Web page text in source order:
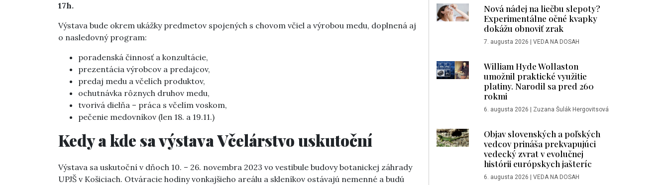
17h.
Výstava bude okrem ukážky predmetov spojených s chovom včiel a výrobou medu, doplnená aj
o nasledovný program:
poradenská činnosť a konzultácie,
prezentácia výrobcov a predajcov,
predaj medu a včelích produktov,
ochutnávka rôznych druhov medu,
tvorivá dielňa – práca s včelím voskom,
pečenie medovníkov (len 18. a 19.11.)
Kedy a kde sa výstava Včelárstvo uskutoční
Výstava sa uskutoční v dňoch 10. – 26. novembra 2023 vo vestibule budovy botanickej záhrady
UPJŠ v Košiciach. Otváracie hodiny vonkajšieho areálu a skleníkov ostávajú nemenné a budú
Nová nádej na liečbu slepoty?
Experimentálne očné kvapky
dokážu obnoviť zrak
7. augusta 2026 | VEDA NA DOSAH
William Hyde Wollaston
umožnil praktické využitie
platiny. Narodil sa pred 260
rokmi
6. augusta 2026 | Zuzana Šulák Hergovitsová
Objav slovenských a poľských
vedcov prináša prekvapujúci
vedecký zvrat v evolučnej
histórii európskych jašteríc
6. augusta 2026 | VEDA NA DOSAH